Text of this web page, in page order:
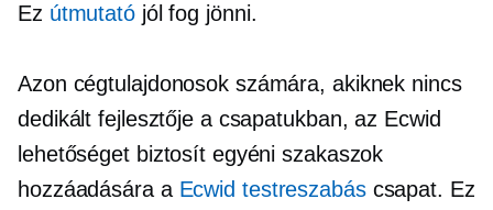
Ez útmutatójól fog jönni.
Azon cégtulajdonosok számára, akiknek nincs
dedikált fejlesztője a csapatukban, az Ecwid
lehetőséget biztosít egyéni szakaszok
hozzáadására a Ecwid testreszabáscsapat. Ez